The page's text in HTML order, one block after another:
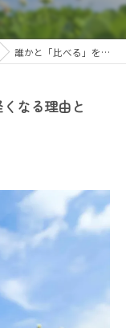
誰かと「比べる」をやめる心が軽くなる理由とは？🌈
なる理由と